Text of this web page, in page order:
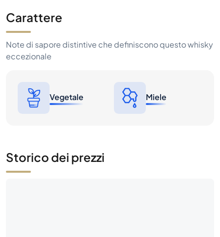
Carattere
Note di sapore distintive che definiscono questo whisky
eccezionale
Vegetale Miele
Storico dei prezzi